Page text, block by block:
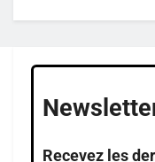
Recevez les